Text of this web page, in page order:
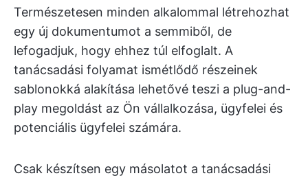
Természetesen minden alkalommal létrehozhat
egy új dokumentumot a semmiből, de
lefogadjuk, hogy ehhez túl elfoglalt. A
tanácsadási folyamat ismétlődő részeinek
sablonokká alakítása lehetővé teszi a plug-and-
play megoldást az Ön vállalkozása, ügyfelei és
potenciális ügyfelei számára.
Csak készítsen egy másolatot a tanácsadási